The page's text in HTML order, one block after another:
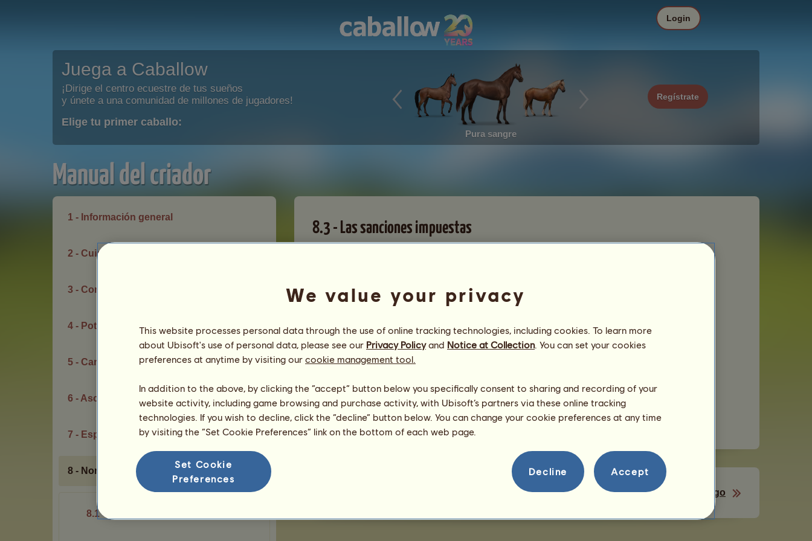
Juega a Caballow
¡Dirige el centro ecuestre de tus sueños
y únete a una comunidad de millones de jugadores!
Elige tu primer caballo:
Pura sangre
Regístrate
Login
Manual del criador
1 - Información general
2 - Cuidar de tus caballos
3 - Competiciones
4 - Potencial genético
5 - Carrera
6 - Ascenso al Olimpo
7 - Espacio de creación
8 - Normas de conducta
8.1 - Código de conducta
8.3 - Las sanciones impuestas
Inhabilitación temporal o permanente del juego
Inhabilitación temporal o permanente de los foros
Inhabilitación temporal o permanente del sistema de mensajería privado
Inhabilitación temporal o permanente de los sistemas de venta e intercambio
Inhabilitación temporal o permanente de las clasificaciones
Retirada parcial o total de los pases o equus obtenidos de manera ilícita
Retirada parcial o total de los caballos, recursos o ganancias obtenidas de manera ilícita
El equipo del juego
We value your privacy
This website processes personal data through the use of online tracking technologies, including cookies. To learn more
about Ubisoft's use of personal data, please see our Privacy Policyand Notice at Collection. You can set your cookies
preferences at anytime by visiting our cookie management tool.
In addition to the above, by clicking the “accept” button below you specifically consent to sharing and recording of your
website activity, including game browsing and purchase activity, with Ubisoft’s partners via these online tracking
technologies. If you wish to decline, click the “decline” button below. You can change your cookie preferences at any time
by visiting the “Set Cookie Preferences” link on the bottom of each web page.
Set Cookie
Preferences
Decline Accept